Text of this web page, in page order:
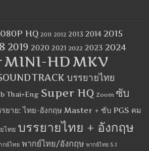
HQ 2011 2012 2013 2014 2015
2019 2020 2021 2022 2023 2024
MINI-HDMKV
บรรยายไทย
Thai+Eng Super HQ Zoom ซับ
รยาย: ไทย-อังกฤษ Master + ซับ PGS คม
ไทย บรรยายไทย + อังกฤษ
กย์ไทย พากย์ไทย/อังกฤษ พากย์ไทย 5.1